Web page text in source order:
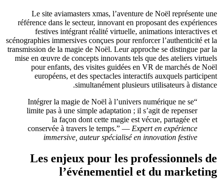
Le site aviamasters xmas, l’aventure de Noël représente une
référence dans le secteur, innovant en proposant des expériences
festives intégrant réalité virtuelle, animations interactives et
scénographies immersives conçues pour renforcer l’authenticité et la
transmission de la magie de Noël. Leur approche se distingue par la
mise en œuvre de concepts innovants tels que des ateliers virtuels
pour enfants, des visites guidées en VR de marchés de Noël
européens, et des spectacles interactifs auxquels participent
simultanément plusieurs utilisateurs à distance.
“Intégrer la magie de Noël à l’univers numérique ne se
limite pas à une simple adaptation ; il s’agit de repenser
la façon dont cette magie est vécue, partagée et
conservée à travers le temps.” — Expert en expérience
immersive, auteur spécialisé en innovation festive
Les enjeux pour les professionnels de
l’événementiel et du marketing